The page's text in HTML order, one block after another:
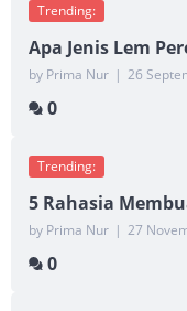
Trending:
Apa Jenis Lem
by Prima Nur | 26
0
Trending:
5 Rahasia
by Prima Nur | 27
0